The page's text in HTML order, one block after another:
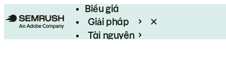
Biểu giá
Giải pháp
Tài nguyên